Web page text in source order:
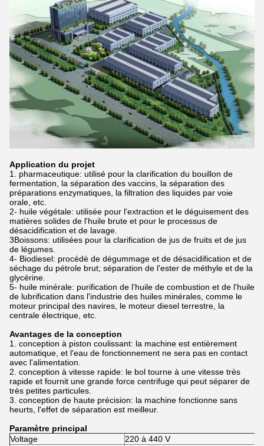
Application du projet
1. pharmaceutique: utilisé pour la clarification du bouillon de
fermentation, la séparation des vaccins, la séparation des
préparations enzymatiques, la filtration des liquides par voie
orale, etc.
2- huile végétale: utilisée pour l'extraction et le déguisement des
matières solides de l'huile brute et pour le processus de
désacidification et de lavage.
3Boissons: utilisées pour la clarification de jus de fruits et de jus
de légumes.
4- Biodiesel: procédé de dégummage et de désacidification et de
séchage du pétrole brut; séparation de l'ester de méthyle et de la
glycérine.
5- huile minérale: purification de l'huile de combustion et de l'huile
de lubrification dans l'industrie des huiles minérales, comme le
moteur principal des navires, le moteur diesel terrestre, la
centrale électrique, etc.
Avantages de la conception
1. conception à piston coulissant: la machine est entièrement
automatique, et l'eau de fonctionnement ne sera pas en contact
avec l'alimentation.
2. conception à vitesse rapide: le bol tourne à une vitesse très
rapide et fournit une grande force centrifuge qui peut séparer de
très petites particules.
3. conception de haute précision: la machine fonctionne sans
heurts, l'effet de séparation est meilleur.
Paramètre principal
Voltage
220 à 440 V